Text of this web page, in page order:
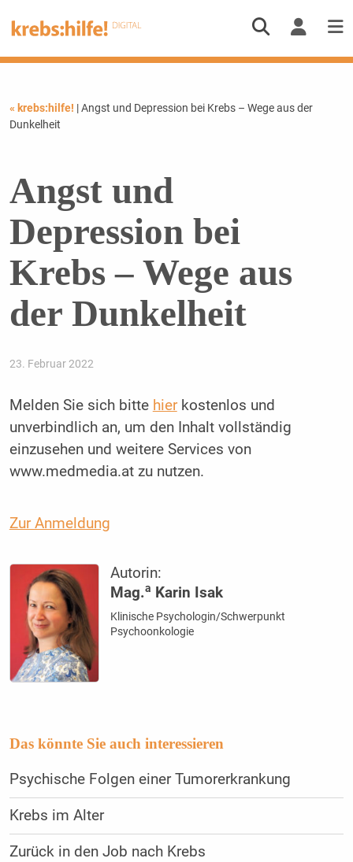
« krebs:hilfe! | Angst und Depression bei Krebs – Wege aus der
Dunkelheit
Angst und
Depression bei
Krebs – Wege aus
der Dunkelheit
23. Februar 2022
Melden Sie sich bitte hierkostenlos und
unverbindlich an, um den Inhalt vollständig
einzusehen und weitere Services von
www.medmedia.at zu nutzen.
Zur Anmeldung
Autorin:
Mag.a Karin Isak
Klinische Psychologin/Schwerpunkt
Psychoonkologie
Das könnte Sie auch interessieren
Psychische Folgen einer Tumorerkrankung
Krebs im Alter
Zurück in den Job nach Krebs